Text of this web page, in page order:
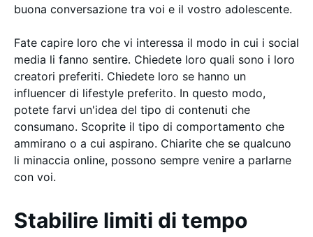
buona conversazione tra voi e il vostro adolescente.
Fate capire loro che vi interessa il modo in cui i social
media li fanno sentire. Chiedete loro quali sono i loro
creatori preferiti. Chiedete loro se hanno un
influencer di lifestyle preferito. In questo modo,
potete farvi un'idea del tipo di contenuti che
consumano. Scoprite il tipo di comportamento che
ammirano o a cui aspirano. Chiarite che se qualcuno
li minaccia online, possono sempre venire a parlarne
con voi.
Stabilire limiti di tempo